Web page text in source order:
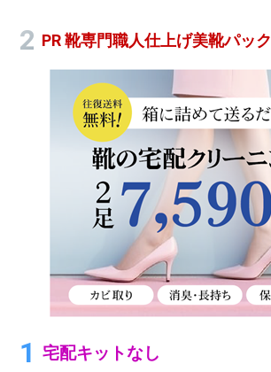
PR 靴専門職人仕上げ美靴パック
宅配キットなし